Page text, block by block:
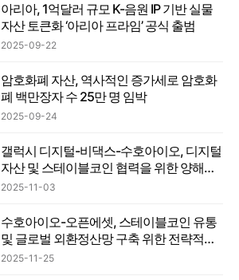
아리아, 1억달러 규모 K-음원 IP 기반 실물
자산 토큰화 ‘아리아 프라임’ 공식 출범
2025-09-22
암호화폐 자산, 역사적인 증가세로 암호화
폐 백만장자 수 25만 명 임박
2025-09-24
갤럭시 디지털-비댁스-수호아이오, 디지털
자산 및 스테이블코인 협력을 위한 양해각
서 체결
2025-11-03
수호아이오-오픈에셋, 스테이블코인 유통
및 글로벌 외환정산망 구축 위한 전략적
MOU 체결
2025-11-25